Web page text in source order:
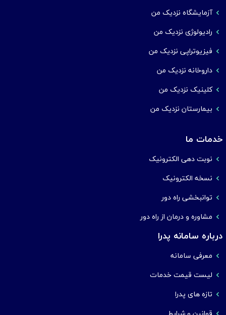
آزمایشگاه نزدیک من
رادیولوژی نزدیک من
فیزیوتراپی نزدیک من
داروخانه نزدیک من
کلینیک نزدیک من
بیمارستان نزدیک من
خدمات ما
نوبت دهی الکترونیک
نسخه الکترونیک
توانبخشی راه دور
مشاوره و درمان از راه دور
درباره سامانه پدرا
معرفی سامانه
لیست قیمت خدمات
تازه های پدرا